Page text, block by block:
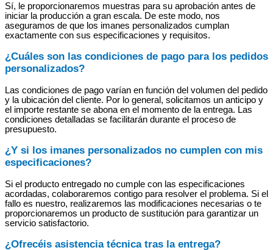
Sí, le proporcionaremos muestras para su aprobación antes de
iniciar la producción a gran escala. De este modo, nos
aseguramos de que los imanes personalizados cumplan
exactamente con sus especificaciones y requisitos.
¿Cuáles son las condiciones de pago para los pedidos
personalizados?
Las condiciones de pago varían en función del volumen del pedido
y la ubicación del cliente. Por lo general, solicitamos un anticipo y
el importe restante se abona en el momento de la entrega. Las
condiciones detalladas se facilitarán durante el proceso de
presupuesto.
¿Y si los imanes personalizados no cumplen con mis
especificaciones?
Si el producto entregado no cumple con las especificaciones
acordadas, colaboraremos contigo para resolver el problema. Si el
fallo es nuestro, realizaremos las modificaciones necesarias o te
proporcionaremos un producto de sustitución para garantizar un
servicio satisfactorio.
¿Ofrecéis asistencia técnica tras la entrega?